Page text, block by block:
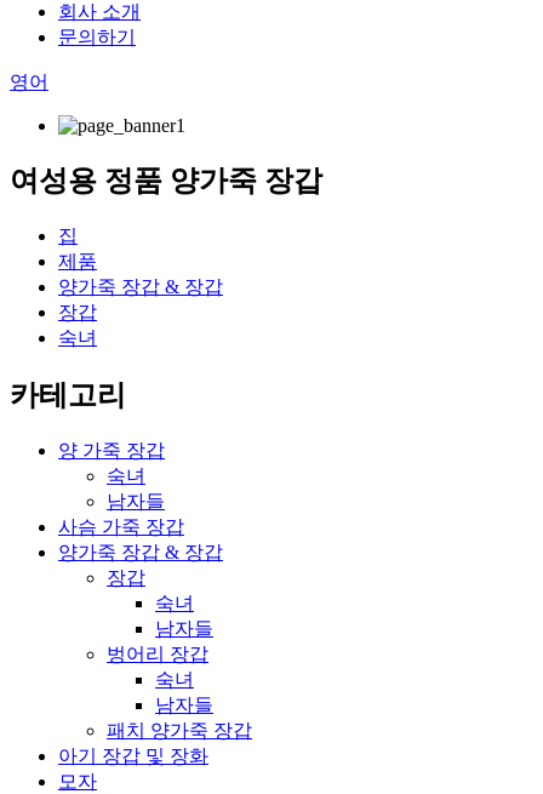
회사 소개
문의하기
영어
여성용 정품 양가죽 장갑
집
제품
양가죽 장갑 & 장갑
장갑
숙녀
카테고리
양 가죽 장갑
숙녀
남자들
사슴 가죽 장갑
양가죽 장갑 & 장갑
장갑
숙녀
남자들
벙어리 장갑
숙녀
남자들
패치 양가죽 장갑
아기 장갑 및 장화
모자